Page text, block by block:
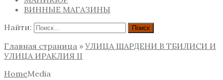
ВИННЫЕ МАГАЗИНЫ
Найти:
Главная страница » УЛИЦА ШАРДЕНИ В ТБИЛИСИ И
УЛИЦА ИРАКЛИЯ II
HomeMedia